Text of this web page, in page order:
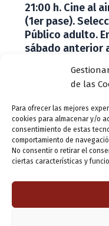
de las
Para ofrecer las mejores
cookies para almacenar y/o
consentimiento de estas
comportamiento de
No consentir o retirar el
ciertas características y
21:00 h. Cine al
(1er pase).
Público adulto.
sábado anterior
Amparo Herrero /11
Martes 9. 21:00 h.
adulto. Entrada con
el sábado anterior
1 2 …